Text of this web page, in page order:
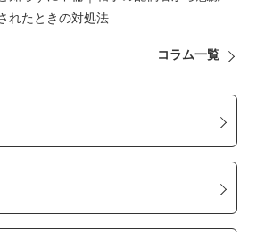
れたときの対処法
コラム一覧